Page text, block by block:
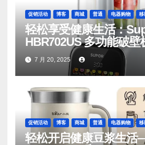
促销活动 博客 商城 普通 电器购物 移
轻松享受健康生活：
HBR702US 多功能破壁
7 月 20, 2025
促销活动 博客 商城 普通 电器购物 移
轻松开启健康豆浆生